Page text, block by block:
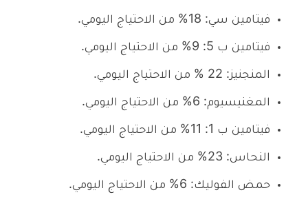
فيتامين سي: 18% من الاحتياج اليومي.
فيتامين ب 5: 9% من الاحتياج اليومي.
المنجنيز: 22 % من الاحتياج اليومي.
المغنيسيوم: 6% من الاحتياج اليومي.
فيتامين ب 1: 11% من الاحتياج اليومي.
النحاس: 23% من الاحتياج اليومي.
حمض الفوليك: 6% من الاحتياج اليومي.